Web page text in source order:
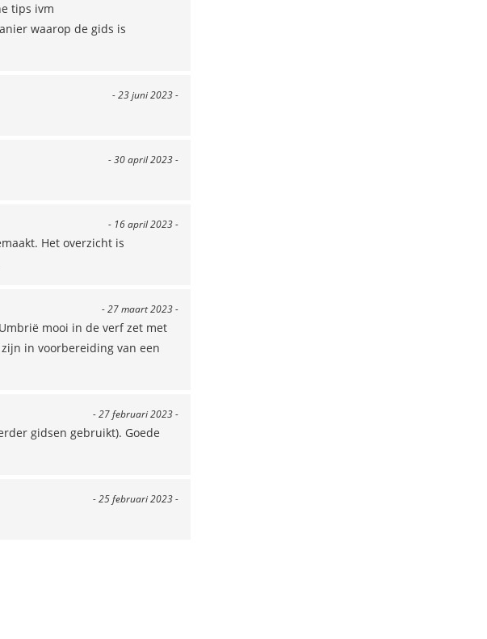
tips ivm
waarop de gids is
- 23 juni 2023 -
- 30 april 2023 -
- 16 april 2023 -
Het overzicht is
- 27 maart 2023 -
mooi in de verf zet met
in voorbereiding van een
- 27 februari 2023 -
gidsen gebruikt). Goede
- 25 februari 2023 -